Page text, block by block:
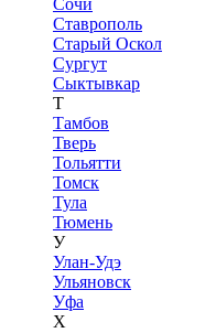
Сочи
Ставрополь
Старый Оскол
Сургут
Сыктывкар
Т
Тамбов
Тверь
Тольятти
Томск
Тула
Тюмень
У
Улан-Удэ
Ульяновск
Уфа
Х